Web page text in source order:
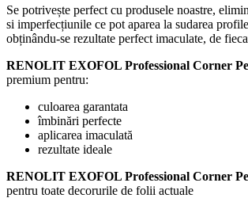
Se potrivește perfect cu produsele noastre,
si imperfecțiunile ce pot aparea la sudarea
obținându-se rezultate perfect imaculate, de
RENOLIT EXOFOL Professional Corner
premium pentru:
culoarea garantata
îmbinări perfecte
aplicarea imaculată
rezultate ideale
RENOLIT EXOFOL Professional Corner
pentru toate decorurile de folii actuale